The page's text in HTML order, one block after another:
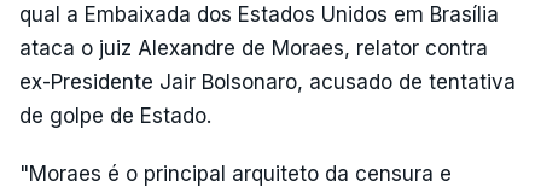
qual a Embaixada dos Estados Unidos em Brasília
ataca o juiz Alexandre de Moraes, relator contra
ex-Presidente Jair Bolsonaro, acusado de tentativa
de golpe de Estado.
"Moraes é o principal arquiteto da censura e